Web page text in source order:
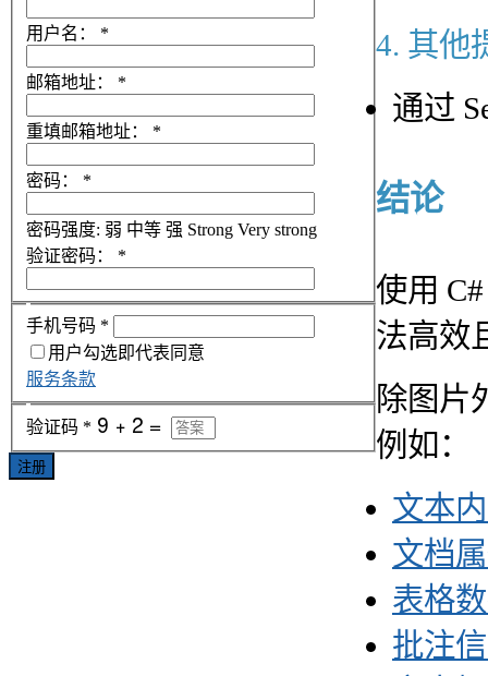
4. 其他
通过
结论
使用
法高效
除图片
例如：
文本
文档
表格
批注
用户名： *
邮箱地址： *
重填邮箱地址： *
密码： *
密码强度: 弱 中等 强 Strong Very strong
验证密码：
*
手机号码 *
用户勾选即代表同意
服务条款
验证码 *
注册